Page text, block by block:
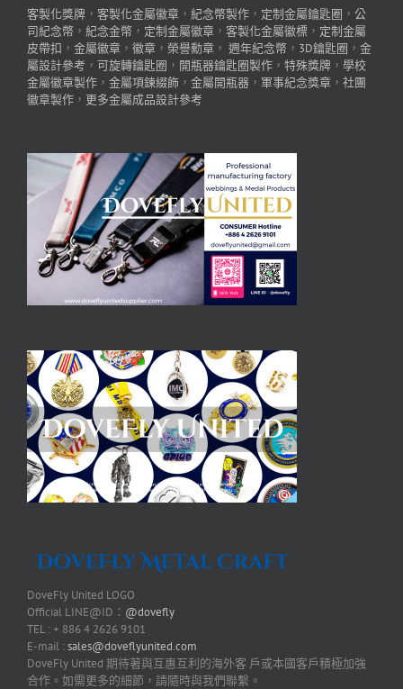
客製化獎牌 ， 客製化金屬徽章 ， 紀念幣製作 ， 定制金屬鑰匙圈 ， 公
司紀念幣 ， 紀念金幣 ， 定制金屬徽章 ， 客製化金屬徽標 ， 定制金屬
皮帶扣 ， 金屬徽章 ， 徽章 ， 榮譽勳章 ， 週年紀念幣 ， 3D鑰匙圈 ， 金
屬設計參考 ， 可旋轉鑰匙圈 ， 開瓶器鑰匙圈製作 ， 特殊獎牌 ， 學校
金屬徽章製作 ， 金屬項鍊綴飾 ， 金屬開瓶器 ， 軍事紀念獎章 ， 社團
徽章製作 ， 更多金屬成品設計參考
DoveFly United LOGO
Official LINE@ID： @dovefly
TEL : + 886 4 2626 9101
E-mail :sales@doveflyunited.com
DoveFly United 期待著與互惠互利的海外客 戶或本國客戶積極加強
合作。如需更多的細節，請隨時與我們聯繫。